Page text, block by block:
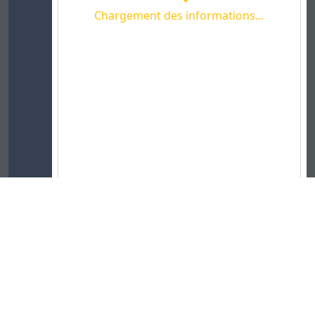
Chargement des informations...